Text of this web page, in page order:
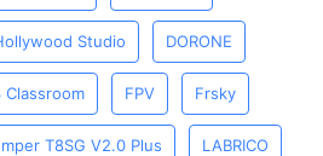
Studio DORONE
Classroom FPV Frsky
T8SG V2.0 Plus LABRICO